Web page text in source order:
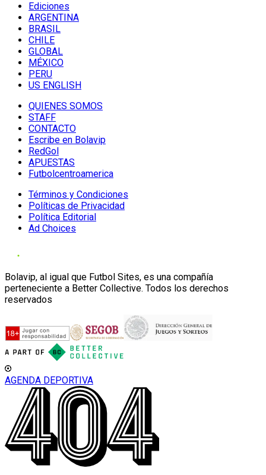
Ediciones
ARGENTINA
BRASIL
CHILE
GLOBAL
MÉXICO
PERU
US ENGLISH
QUIENES SOMOS
STAFF
CONTACTO
Escribe en Bolavip
RedGol
APUESTAS
Futbolcentroamerica
Términos y Condiciones
Políticas de Privacidad
Política Editorial
Ad Choices
Bolavip, al igual que Futbol Sites, es una compañía
perteneciente a Better Collective. Todos los derechos
reservados
AGENDA DEPORTIVA